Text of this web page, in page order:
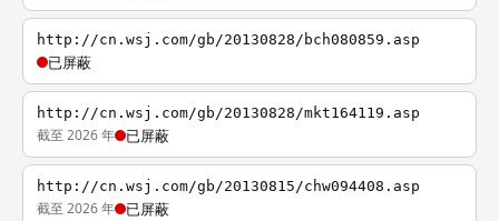
http://cn.wsj.com/gb/20130828/bch080859.asp
已屏蔽
http://cn.wsj.com/gb/20130828/mkt164119.asp
截至 2026 年 已屏蔽
http://cn.wsj.com/gb/20130815/chw094408.asp
截至 2026 年 已屏蔽